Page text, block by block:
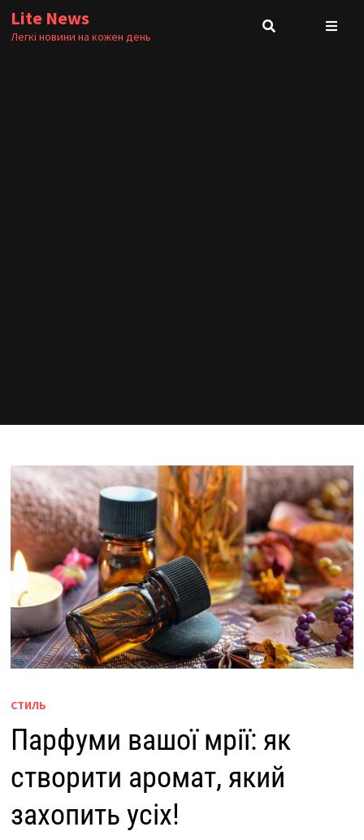
Skip
to
Lite News
Легкі новини на кожен день
СТИЛЬ
Парфуми вашої мрії: як
створити аромат, який
захопить усіх!